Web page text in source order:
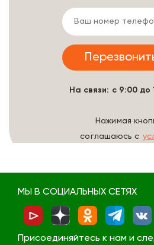
На связи: с 9:00
Нажимая
соглашаюсь с
МЫ В СОЦИАЛЬНЫХ СЕТЯХ
Присоединяйтесь к нам и